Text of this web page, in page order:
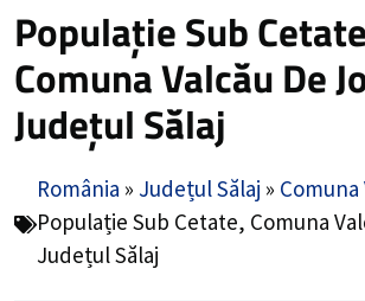
Populație Sub
Comuna Valcău De
Județul Sălaj
România » Județul Sălaj » Comuna
Populație Sub Cetate, Comuna
Județul Sălaj